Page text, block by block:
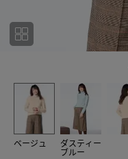
ベージュ ダスティー
ブルー